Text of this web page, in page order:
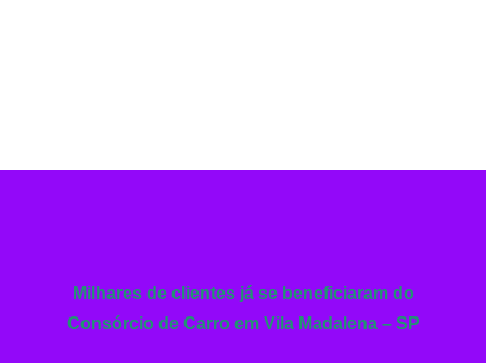
Milhares de clientes já se beneficiaram do
Consórcio de Carro em Vila Madalena – SP